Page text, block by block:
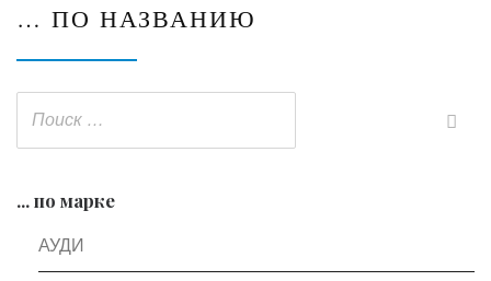
… ПО НАЗВАНИЮ
... по марке
АУДИ